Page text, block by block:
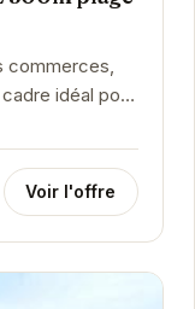
commerces,
idéal pour
Voir l'offre